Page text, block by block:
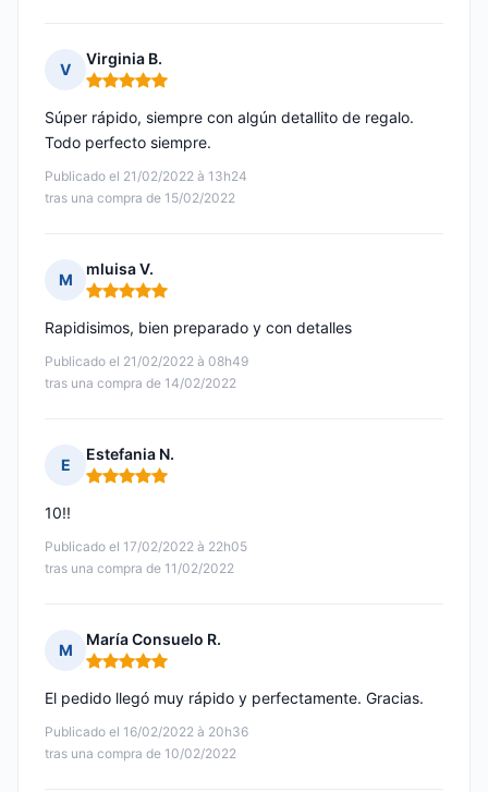
V
Virginia B.
Nota: 5 de 5
Publicado el 21/02/2022 à 13h24
tras una compra de 15/02/2022
Súper rápido, siempre con algún detallito de regalo.
Todo perfecto siempre.
M
mluisa V.
Nota: 5 de 5
Publicado el 21/02/2022 à 08h49
tras una compra de 14/02/2022
Rapidisimos, bien preparado y con detalles
E
Estefania N.
Nota: 5 de 5
Publicado el 17/02/2022 à 22h05
tras una compra de 11/02/2022
10!!
M
María Consuelo R.
Nota: 5 de 5
Publicado el 16/02/2022 à 20h36
tras una compra de 10/02/2022
El pedido llegó muy rápido y perfectamente. Gracias.